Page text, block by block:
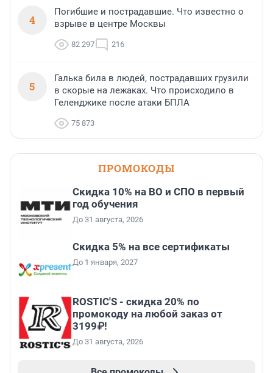
4
Погибшие и пострадавшие. Что известно о
взрыве в центре Москвы
82 297 216
5
Галька била в людей, пострадавших грузили
в скорые на лежаках. Что происходило в
Геленджике после атаки БПЛА
75 873
ПРОМОКОДЫ
Скидка 10% на ВО и СПО в первый
год обучения
До 31 августа, 2026
Скидка 5% на все сертификаты
До 1 января, 2027
ROSTIC'S - скидка 20% по
промокоду на любой заказ от
3199₽!
До 31 августа, 2026